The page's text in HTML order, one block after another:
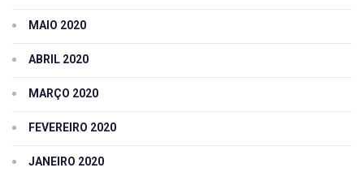
MAIO 2020
ABRIL 2020
MARÇO 2020
FEVEREIRO 2020
JANEIRO 2020